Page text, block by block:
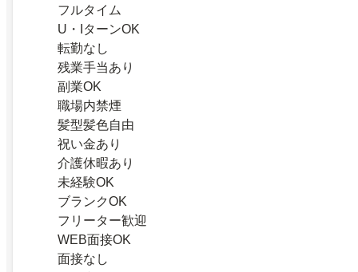
フルタイム
U・IターンOK
転勤なし
残業手当あり
副業OK
職場内禁煙
髪型髪色自由
祝い金あり
介護休暇あり
未経験OK
ブランクOK
フリーター歓迎
WEB面接OK
面接なし